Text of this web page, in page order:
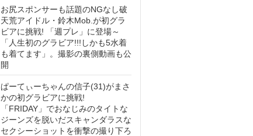
お尻スポンサーも話題のNGなし破
天荒アイドル・鈴木Mob.が初グラ
ビアに挑戦! 「週プレ」に登場～
「人生初のグラビア!!!しかも5水着
も着てます」。撮影の裏側動画も公
開
ぱーてぃーちゃんの信子(31)がまさ
かの初グラビアに挑戦!
「FRIDAY」でおなじみのタイトな
ジーンズを脱いだスキャンダラスな
セクシーショットを衝撃の撮り下ろ